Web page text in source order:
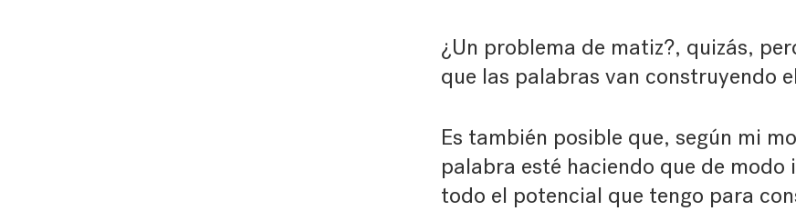
¿Un problema de matiz?, quizás,
que las palabras van construyendo
Es también posible que, según mi
palabra esté haciendo que de
todo el potencial que tengo para